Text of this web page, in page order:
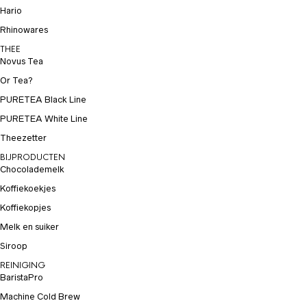
Hario
Rhinowares
THEE
Novus Tea
Or Tea?
PURETEA Black Line
PURETEA White Line
Theezetter
BIJPRODUCTEN
Chocolademelk
Koffiekoekjes
Koffiekopjes
Melk en suiker
Siroop
REINIGING
BaristaPro
Machine Cold Brew